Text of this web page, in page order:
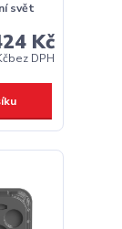
svět
Kč
bez DPH